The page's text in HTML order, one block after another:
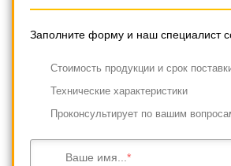
Заполните форму и наш специалист
Cтоимость продукции и срок
Технические характеристики
Проконсультирует по вашим
Ваше имя...